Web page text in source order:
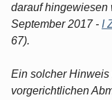
darauf hingewiesen
September 2017 - I
67).
Ein solcher Hinweis
vorgerichtlichen